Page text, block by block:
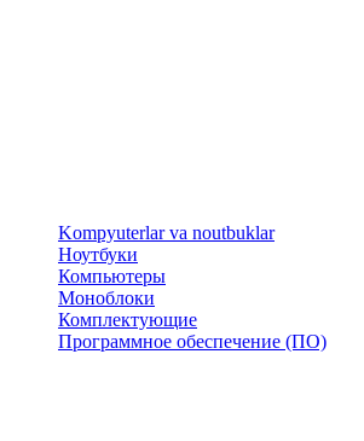
​Kompyuterlar va noutbuklar
Ноутбуки
Компьютеры
Моноблоки
Комплектующие
Программное обеспечение (ПО)